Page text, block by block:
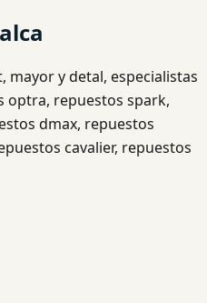
mayor y detal, especialistas
optra, repuestos spark,
dmax, repuestos
cavalier, repuestos